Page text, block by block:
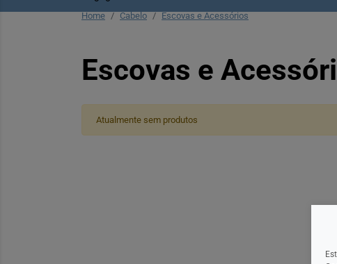
Home Cabelo Escovas e Acessórios
Escovas e
Atualmente sem produtos